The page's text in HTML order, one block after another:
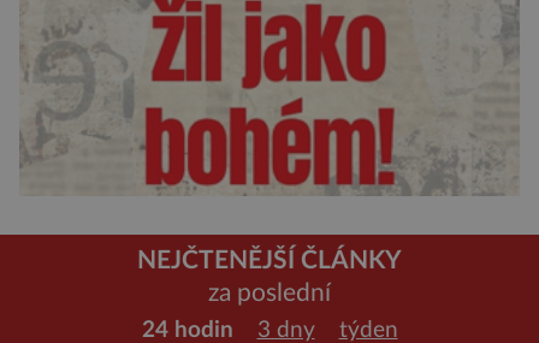
NEJČTENĚJŠÍ ČLÁNKY
za poslední
24 hodin 3 dny týden